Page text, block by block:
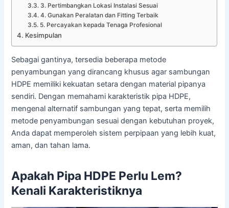
3. Pertimbangkan Lokasi Instalasi Sesuai
4. Gunakan Peralatan dan Fitting Terbaik
5. Percayakan kepada Tenaga Profesional
Kesimpulan
Sebagai gantinya, tersedia beberapa metode
penyambungan yang dirancang khusus agar sambungan
HDPE memiliki kekuatan setara dengan material pipanya
sendiri. Dengan memahami karakteristik pipa HDPE,
mengenal alternatif sambungan yang tepat, serta memilih
metode penyambungan sesuai dengan kebutuhan proyek,
Anda dapat memperoleh sistem perpipaan yang lebih kuat,
aman, dan tahan lama.
Apakah Pipa HDPE Perlu Lem?
Kenali Karakteristiknya